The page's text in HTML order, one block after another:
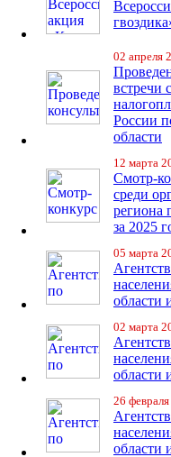
02 апреля
встречи с
России
области
12 марта
Смотр-
среди
региона
за 2025
05 марта
области
02 марта
области
26
области